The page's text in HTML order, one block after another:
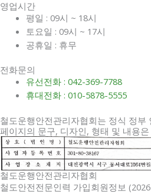
영업시간
평일 : 09시 ~ 18시
토요일 : 09시 ~ 17시
공휴일 : 휴무
전화문의
유선전화 : 042-369-7788
휴대전화 : 010-5878-5555
철도운행안전관리자협회는 정식 정부
페이지의 문구, 디자인, 형태 및 내용
철도운행안전관리자협회
철도안전전문인력 가입회원정보